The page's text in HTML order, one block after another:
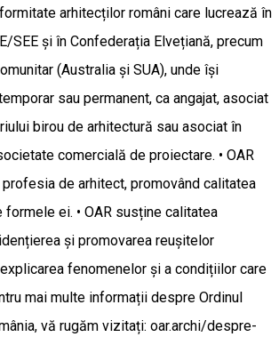
arhitecților români care lucrează în
SEE și în Confederația Elvețiană, precum
(Australia și SUA), unde își
sau permanent, ca angajat, asociat
birou de arhitectură sau asociat în
comercială de proiectare. • OAR
de arhitect, promovând calitatea
ei. • OAR susține calitatea
și promovarea reușitelor
fenomenelor și a condițiilor care
mai multe informații despre Ordinul
vă rugăm vizitați: oar.archi/despre-